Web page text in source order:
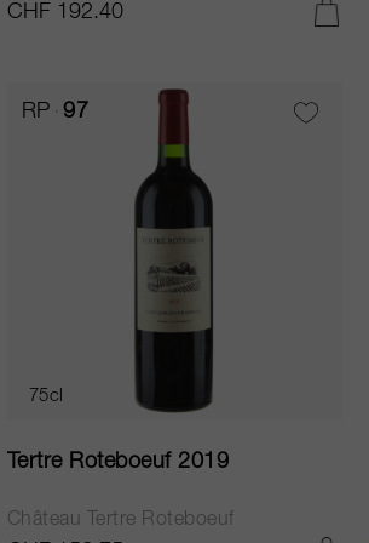
CHF 192.40
RP 97
75cl
Tertre Roteboeuf 2019
Château Tertre Roteboeuf